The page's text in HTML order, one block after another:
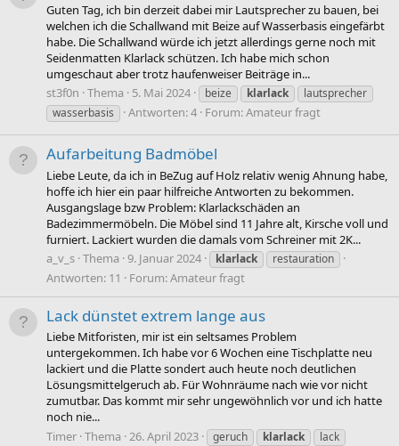
Guten Tag, ich bin derzeit dabei mir Lautsprecher zu bauen, bei
welchen ich die Schallwand mit Beize auf Wasserbasis eingefärbt
habe. Die Schallwand würde ich jetzt allerdings gerne noch mit
Seidenmatten Klarlack schützen. Ich habe mich schon
umgeschaut aber trotz haufenweiser Beiträge in...
st3f0n Thema 5. Mai 2024 beize klarlack
lautsprecher
wasserbasis
Antworten: 4 Forum:Amateur fragt
Aufarbeitung Badmöbel
Liebe Leute, da ich in BeZug auf Holz relativ wenig Ahnung habe,
hoffe ich hier ein paar hilfreiche Antworten zu bekommen.
Ausgangslage bzw Problem: Klarlackschäden an
Badezimmermöbeln. Die Möbel sind 11 Jahre alt, Kirsche voll und
furniert. Lackiert wurden die damals vom Schreiner mit 2K...
a_v_s Thema 9. Januar 2024 klarlack restauration
Antworten: 11 Forum:Amateur fragt
Lack dünstet extrem lange aus
Liebe Mitforisten, mir ist ein seltsames Problem
untergekommen. Ich habe vor 6 Wochen eine Tischplatte neu
lackiert und die Platte sondert auch heute noch deutlichen
Lösungsmittelgeruch ab. Für Wohnräume nach wie vor nicht
zumutbar. Das kommt mir sehr ungewöhnlich vor und ich hatte
noch nie...
Timer Thema 26. April 2023 geruch klarlack
lack